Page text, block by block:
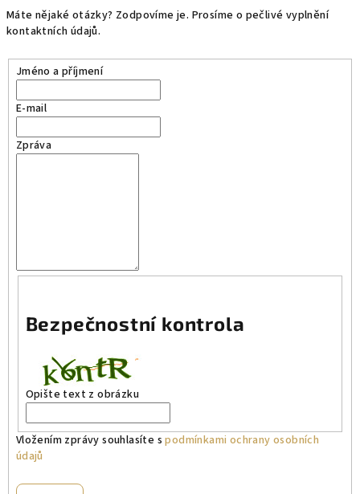
Máte nějaké otázky? Zodpovíme je. Prosíme o pečlivé vyplnění
kontaktních údajů.
Jméno a příjmení
E-mail
Zpráva
Bezpečnostní kontrola
Opište text z obrázku
Vložením zprávy souhlasíte spodmínkami ochrany osobních
údajů